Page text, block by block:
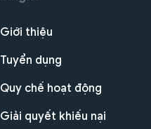
Giới thiệu
Tuyển dụng
Quy chế hoạt động
Giải quyết khiếu nại